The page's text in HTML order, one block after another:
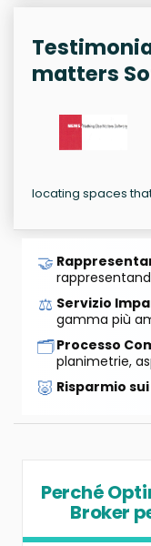
matters
locating spaces
🤝
⚖️ Servizio
gamma più
🗂️Processo
planimetrie,
🐷 Risparmio
Perché
Broker